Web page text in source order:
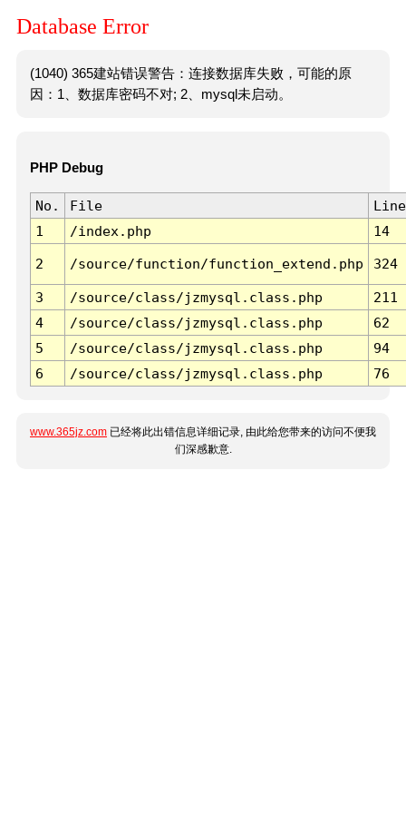
Database Error
(1040) 365建站错误警告：连接数据库失败，可能的原
因：1、数据库密码不对; 2、mysql未启动。
PHP Debug
No. File
Line
1
/index.php 14
2 /source/function/function_extend.php 324
3 /source/class/jzmysql.class.php
211
4
/source/class/jzmysql.class.php
62
5
/source/class/jzmysql.class.php
94
6
/source/class/jzmysql.class.php 76
www.365jz.com 已经将此出错信息详细记录, 由此给您带来的访问不便我
们深感歉意.